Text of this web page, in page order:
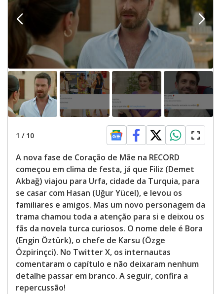
1 / 10
A nova fase de Coração de Mãe na RECORD
começou em clima de festa, já que Filiz (Demet
Akbağ) viajou para Urfa, cidade da Turquia, para
se casar com Hasan (Uğur Yücel), e levou os
familiares e amigos. Mas um novo personagem da
trama chamou toda a atenção para si e deixou os
fãs da novela turca curiosos. O nome dele é Bora
(Engin Öztürk), o chefe de Karsu (Özge
Özpirinçci). No Twitter X, os internautas
comentaram o capítulo e não deixaram nenhum
detalhe passar em branco. A seguir, confira a
repercussão!